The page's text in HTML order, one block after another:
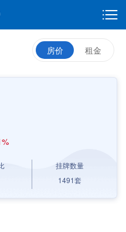
房价 租金
挂牌数量
1491套